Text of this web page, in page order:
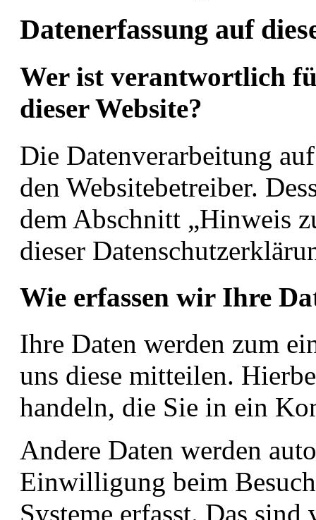
Datenerfassung auf
Wer ist verantwortlich
dieser Website?
Die Datenverarbeitung
den Websitebetreiber.
dem Abschnitt „Hinweis
dieser
Wie erfassen wir Ihre
Ihre Daten werden zum
uns diese mitteilen.
handeln, die Sie in ein
Andere Daten werden
Einwilligung beim
Systeme erfasst. Das